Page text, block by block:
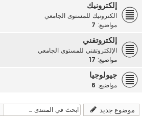
إلكترونيك
الكترونيك للمستوى الجامعي
مواضيع: 7
إلكتروتقني
الإلكتروتقني للمستوى الجامعي
مواضيع: 17
جيولوجيا
مواضيع: 6
موضوع جديد